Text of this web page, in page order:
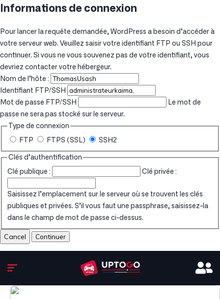
Informations de connexion
Pour lancer la requête demandée, WordPress a besoin d’accéder à
votre serveur web. Veuillez saisir votre identifiant FTP ou SSH pour
continuer. Si vous ne vous souvenez pas de votre identifiant, vous
devriez contacter votre hébergeur.
Nom de l’hôte :
Identifiant FTP/SSH
Mot de passe FTP/SSH
Le mot de
passe ne sera pas stocké sur le serveur.
Type de connexion
FTP FTPS (SSL) SSH2
Clés d’authentification
Clé publique : Clé privée :
Saisissez l’emplacement sur le serveur où se trouvent les clés
publiques et privées. S’il vous faut une passphrase, saisissez-la
dans le champ de mot de passe ci-dessus.
Cancel